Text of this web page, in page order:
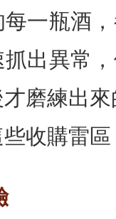
一瓶酒
出異常
磨練出
收購雷